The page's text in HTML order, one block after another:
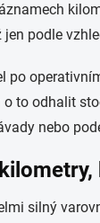
podle
po
to odhalit
nebo
silný